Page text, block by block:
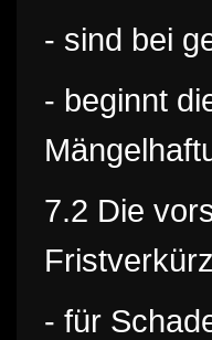
- sind bei
- beginnt
7.2 Die
- für